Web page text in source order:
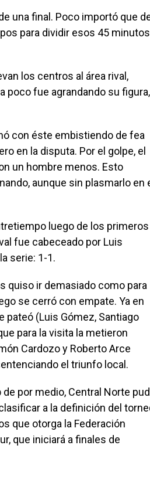
una final. Poco importó que
para dividir esos 45 minutos
los centros al área rival,
poco fue agrandando su figura,
con éste embistiendo de fea
en la disputa. Por el golpe, el
un hombre menos. Esto
aunque sin plasmarlo en
luego de los primeros
fue cabeceado por Luis
serie: 1-1.
quiso ir demasiado como para
se cerró con empate. Ya en
pateó (Luis Gómez, Santiago
para la visita la metieron
Cardozo y Roberto Arce
el triunfo local.
por medio, Central Norte
a la definición del
que otorga la Federación
que iniciará a finales de